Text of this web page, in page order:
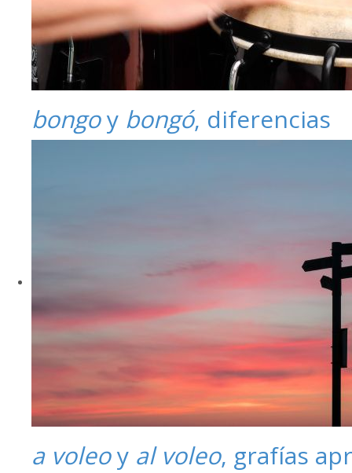
bongoy bongó, diferencias
a voleoy al voleo, grafías